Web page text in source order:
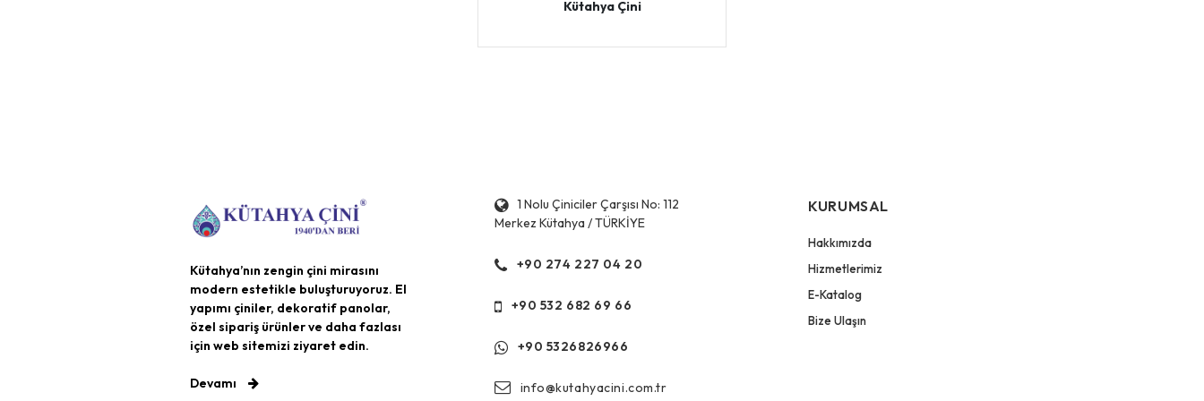
Kütahya Çini
Kütahya’nın zengin çini mirasını
modern estetikle buluşturuyoruz. El
yapımı çiniler, dekoratif panolar,
özel sipariş ürünler ve daha fazlası
için web sitemizi ziyaret edin.
Devamı
1 Nolu Çiniciler Çarşısı No: 112
Merkez Kütahya / TÜRKİYE
+90 274 227 04 20
+90 532 682 69 66
+90 5326826966
info@kutahyacini.com.tr
KURUMSAL
Hakkımızda
Hizmetlerimiz
E-Katalog
Bize Ulaşın